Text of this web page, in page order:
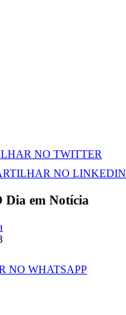
NO TWITTER
NO LINKEDIN
Dia em Notícia
NO WHATSAPP